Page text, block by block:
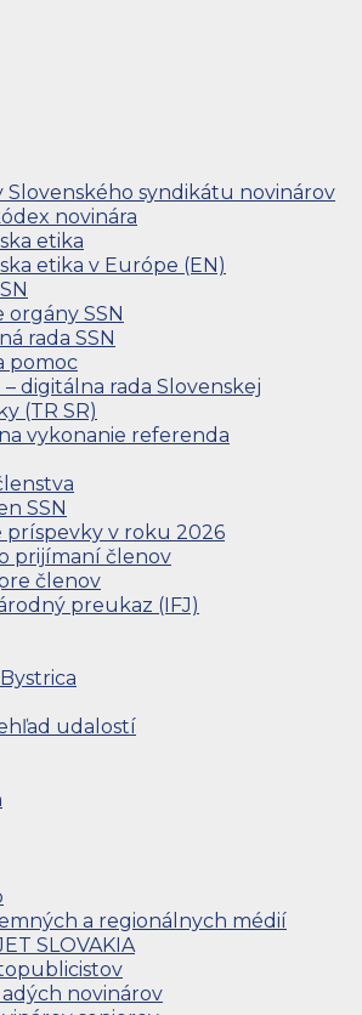
Slovenského syndikátu novinárov
novinára
etika
etika v Európe (EN)
orgány SSN
rada SSN
pomoc
– digitálna rada Slovenskej
(TR SR)
vykonanie referenda
SSN
príspevky v roku 2026
prijímaní členov
členov
preukaz (IFJ)
udalostí
a regionálnych médií
SLOVAKIA
novinárov